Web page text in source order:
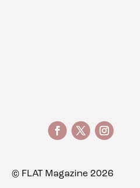
© FLAT Magazine 2026